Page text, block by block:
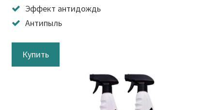
Эффект антидождь
Антипыль
Купить